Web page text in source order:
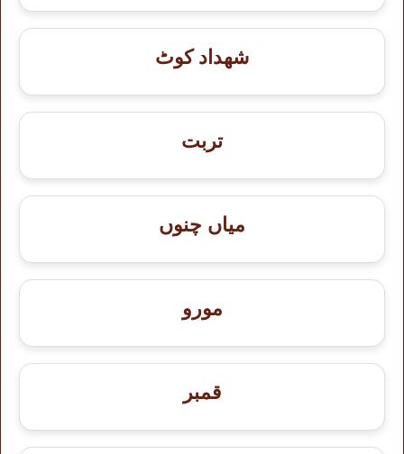
شهداد کوٹ
تربت
میاں چنوں
مورو
قمبر